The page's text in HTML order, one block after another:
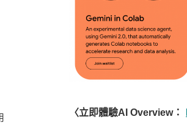
〈立即體驗AI Overview：